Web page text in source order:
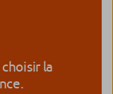
logement pour
la